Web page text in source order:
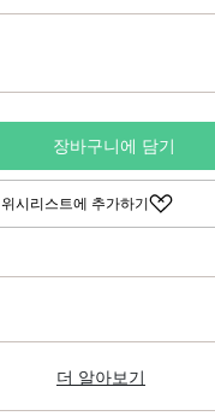
장바구니에 담기
위시리스트에 추가하기
더 알아보기